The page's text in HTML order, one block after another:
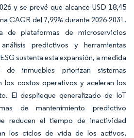
y se prevé que alcance USD 18,45
CAGR del 7,99% durante 2026-2031.
de plataformas de microservicios
predictivos y herramientas
sustenta esta expansión, a medida
inmuebles priorizan sistemas
los costos operativos y aceleran los
El despliegue generalizado de IoT
de mantenimiento predictivo
reducen el tiempo de inactividad
los ciclos de vida de los activos,